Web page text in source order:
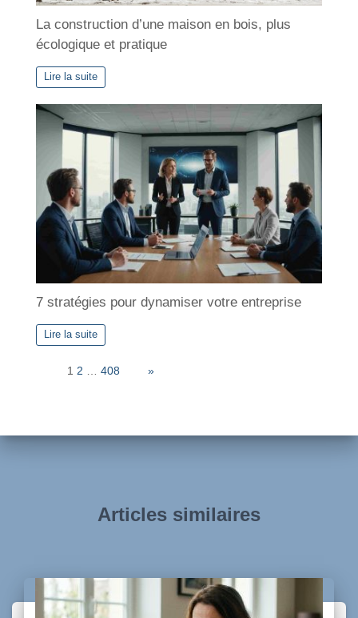
La construction d’une maison en bois, plus
écologique et pratique
Lire la suite
7 stratégies pour dynamiser votre entreprise
Lire la suite
1 2 408 »
Articles similaires